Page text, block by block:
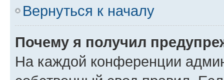
Вернуться к началу
Почему я получил
На каждой конференции